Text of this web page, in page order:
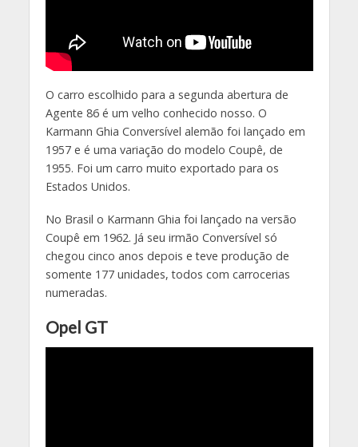
O carro escolhido para a segunda abertura de
Agente 86 é um velho conhecido nosso. O
Karmann Ghia Conversível alemão foi lançado em
1957 e é uma variação do modelo Coupê, de
1955. Foi um carro muito exportado para os
Estados Unidos.
No Brasil o Karmann Ghia foi lançado na versão
Coupê em 1962. Já seu irmão Conversível só
chegou cinco anos depois e teve produção de
somente 177 unidades, todos com carrocerias
numeradas.
Opel GT